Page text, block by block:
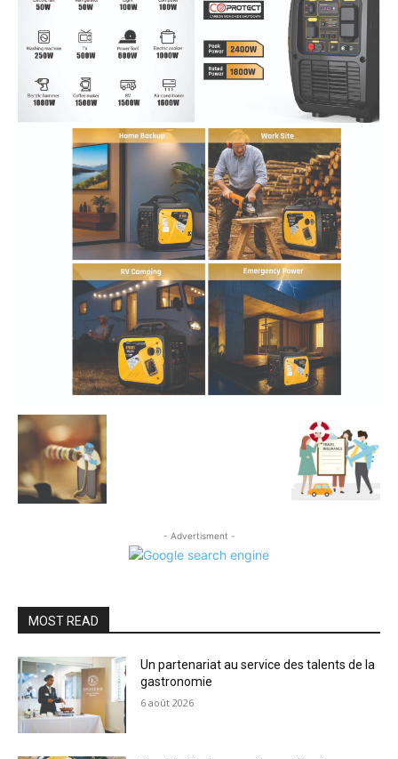
- Advertisment -
MOST READ
Un partenariat au service des talents de la
gastronomie
6 août 2026